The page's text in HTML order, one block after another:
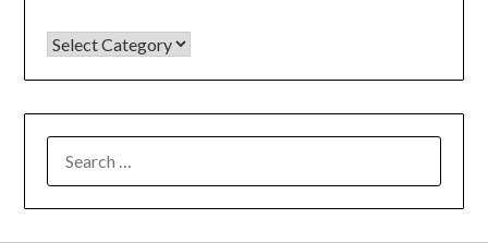
KATEGORI
FOR: